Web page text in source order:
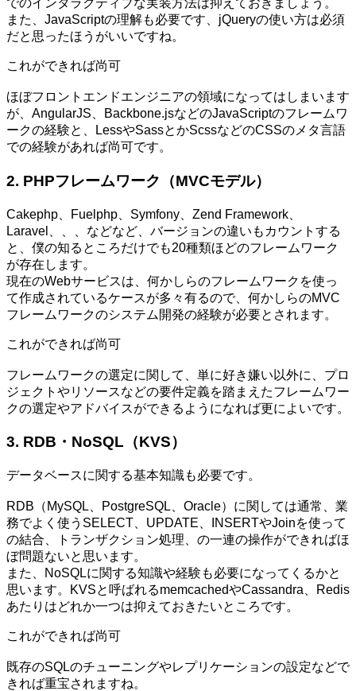
でのインタラクティブな実装方法は抑えておきましょう。
また、JavaScriptの理解も必要です、jQueryの使い方は必須
だと思ったほうがいいですね。
これができれば尚可
ほぼフロントエンドエンジニアの領域になってはしまいます
が、AngularJS、Backbone.jsなどのJavaScriptのフレームワ
ークの経験と、LessやSassとかScssなどのCSSのメタ言語
での経験があれば尚可です。
2. PHPフレームワーク（MVCモデル）
Cakephp、Fuelphp、Symfony、Zend Framework、
Laravel、、、などなど、バージョンの違いもカウントする
と、僕の知るところだけでも20種類ほどのフレームワーク
が存在します。
現在のWebサービスは、何かしらのフレームワークを使っ
て作成されているケースが多々有るので、何かしらのMVC
フレームワークのシステム開発の経験が必要とされます。
これができれば尚可
フレームワークの選定に関して、単に好き嫌い以外に、プロ
ジェクトやリソースなどの要件定義を踏まえたフレームワー
クの選定やアドバイスができるようになれば更によいです。
3. RDB・NoSQL（KVS）
データベースに関する基本知識も必要です。
RDB（MySQL、PostgreSQL、Oracle）に関しては通常、業
務でよく使うSELECT、UPDATE、INSERTやJoinを使って
の結合、トランザクション処理、の一連の操作ができればほ
ぼ問題ないと思います。
また、NoSQLに関する知識や経験も必要になってくるかと
思います。KVSと呼ばれるmemcachedやCassandra、Redis
あたりはどれか一つは抑えておきたいところです。
これができれば尚可
既存のSQLのチューニングやレプリケーションの設定などで
きれば重宝されますね。